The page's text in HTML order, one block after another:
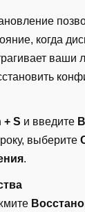
когда
+ S и введите
выберите
.